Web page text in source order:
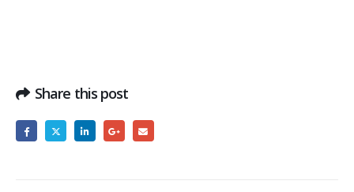
Share this post